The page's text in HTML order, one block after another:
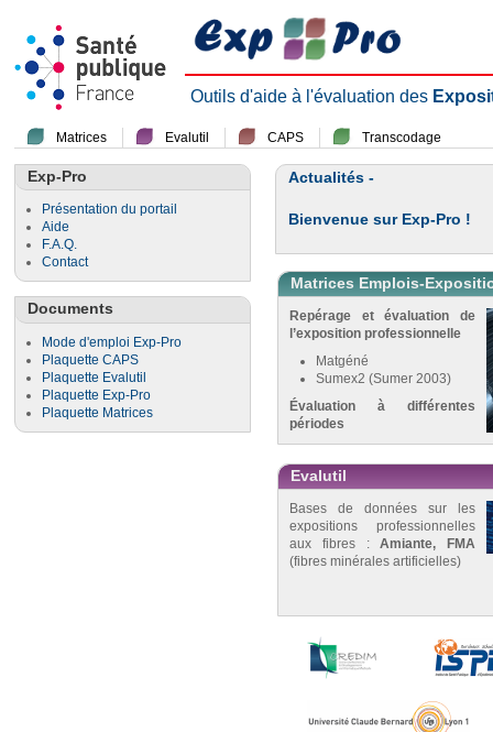
Outils d'aide à l'évaluation des
Matrices Evalutil CAPS Transcodage
Exp-Pro
Présentation du portail
Aide
F.A.Q.
Contact
Documents
Mode d'emploi Exp-Pro
Plaquette CAPS
Plaquette Evalutil
Plaquette Exp-Pro
Plaquette Matrices
Actualités -
Bienvenue sur Exp-Pro !
Matrices Emplois-
Repérage et évaluation de
l’exposition professionnelle
Matgéné
Sumex2 (Sumer 2003)
Évaluation à différentes
périodes
Evalutil
Bases de données sur les
expositions professionnelles
aux fibres :Amiante, FMA
(fibres minérales artificielles)